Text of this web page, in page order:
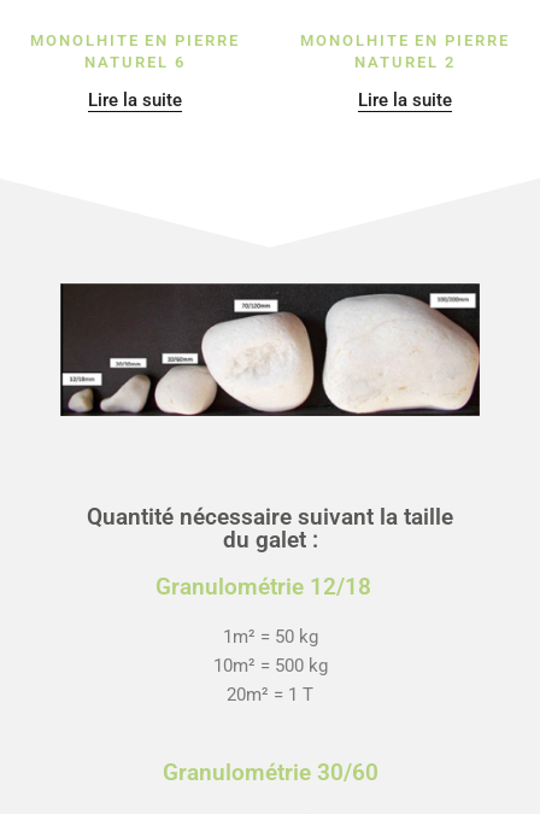
MONOLHITE EN PIERRE
NATUREL 6
Lire la suite
MONOLHITE EN PIERRE
NATUREL 2
Lire la suite
Quantité nécessaire suivant la taille
du galet :
Granulométrie 12/18
1m² = 50 kg
10m² = 500 kg
20m² = 1 T
Granulométrie 30/60